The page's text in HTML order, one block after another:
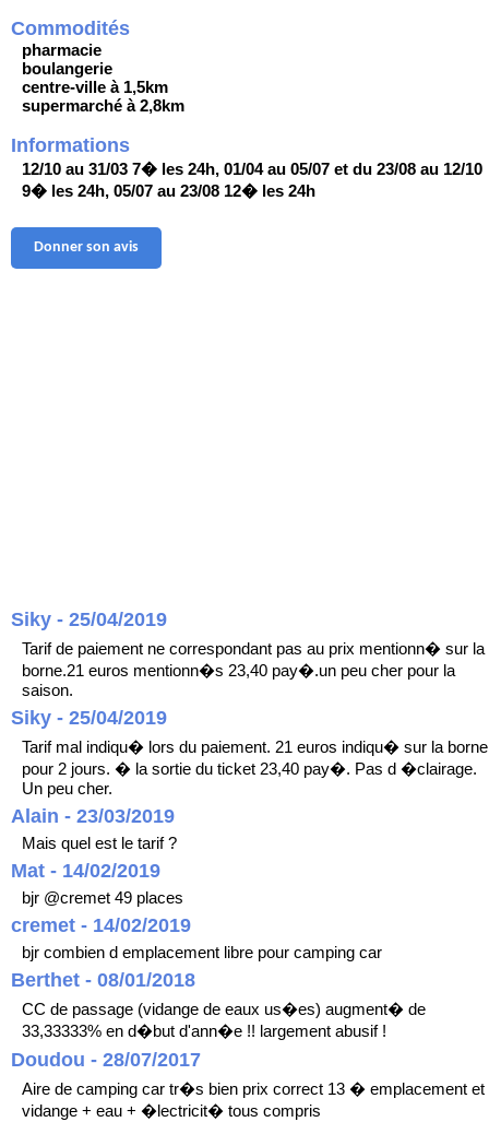
Commodités
pharmacie
boulangerie
centre-ville à 1,5km
supermarché à 2,8km
Informations
12/10 au 31/03 7� les 24h, 01/04 au 05/07 et du 23/08 au 12/10
9� les 24h, 05/07 au 23/08 12� les 24h
Donner son avis
Siky - 25/04/2019
Tarif de paiement ne correspondant pas au prix mentionn� sur la
borne.21 euros mentionn�s 23,40 pay�.un peu cher pour la
saison.
Siky - 25/04/2019
Tarif mal indiqu� lors du paiement. 21 euros indiqu� sur la borne
pour 2 jours. � la sortie du ticket 23,40 pay�. Pas d �clairage.
Un peu cher.
Alain - 23/03/2019
Mais quel est le tarif ?
Mat - 14/02/2019
bjr @cremet 49 places
cremet - 14/02/2019
bjr combien d emplacement libre pour camping car
Berthet - 08/01/2018
CC de passage (vidange de eaux us�es) augment� de
33,33333% en d�but d'ann�e !! largement abusif !
Doudou - 28/07/2017
Aire de camping car tr�s bien prix correct 13 � emplacement et
vidange + eau + �lectricit� tous compris